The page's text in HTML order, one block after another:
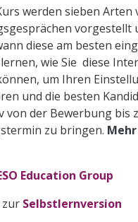
werden sieben Arten
vorgestellt
diese am besten
wie Sie diese
um Ihren
und die besten
von der Bewerbung bis
zu bringen.
Education Group
zur Selbstlernversion